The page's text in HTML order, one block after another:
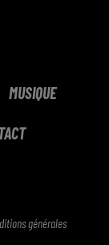
MUSIQUE
générales